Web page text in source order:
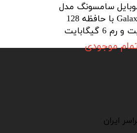
سامسونگ مدل
Galaxy A51 با حافظه 128
6 گیگابایت
موجودی
ایران